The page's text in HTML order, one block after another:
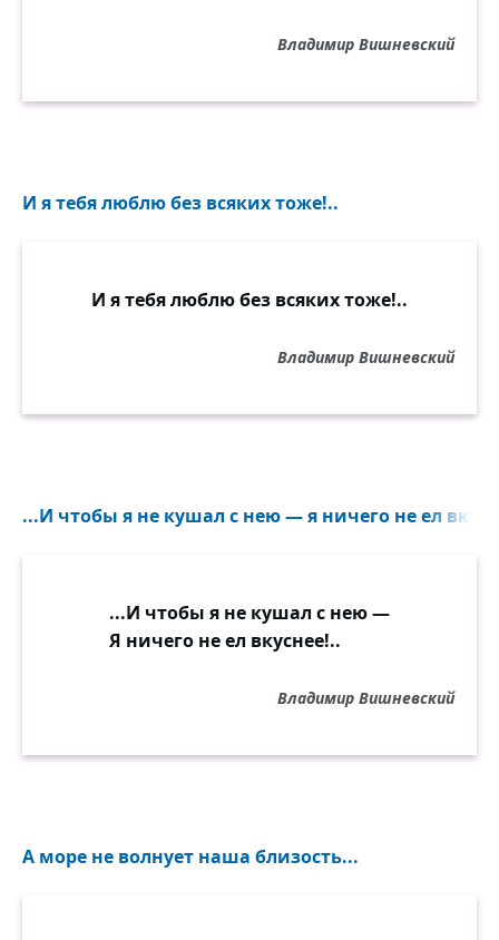
Владимир Вишневский
И я тебя люблю без всяких тоже!..
И я тебя люблю без всяких тоже!..
Владимир Вишневский
...И чтобы я не кушал с нею — я ничего не ел
...И чтобы я не кушал с нею —
Я ничего не ел вкуснее!..
Владимир Вишневский
А море не волнует наша близость...